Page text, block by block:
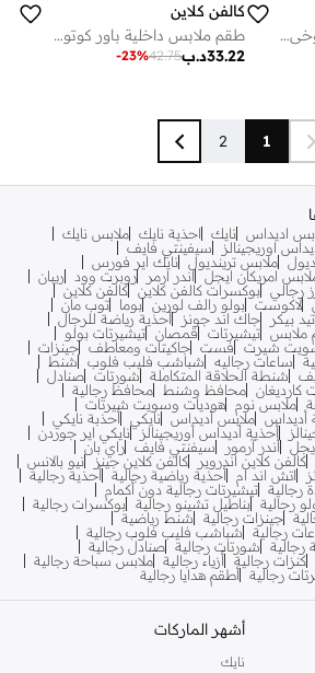
طقم كورتا أنيق بلون الخوخي مع شال مطرز تراثي
كالفن كلاين
طقم ملابس داخلية باور كوتون - 3 قطع
د.ب33.22
42.75
-23%
1
2
اديداس نايك احذية نايك ملابس نايك
اوريجينالز
سيفينتي فايف
ملابس ترينديول نايك اير فورس
امريكان ايجل اندر ارمر روبرت وود
ريبان
رجالي بوكسرات كالفن كلاين كالفن كلاين
لاكوست بولو رالف لورين بوما
توب مان
تيد بيكر جاك اند جونز
أحذية رياضة للرجال
ملابس تيشيرتات قمصان تيشيرتات بولو
شيرت فست جاكيتات ومعاطف جينزات
ساعات رجاليه شباشب فليب فلوب
شنط
شنطة الحلاقة المتكاملة شورتات صنادل
كارديغان محافظ وشنط محافظ رجالية
ملابس نوم هوديات وسويت شيرتات
أديداس ملابس أديداس نايكي أحذبة نايكي
أحذية أديداس أوريجينالز
نايكي اير جوردن
أندر آرمور سيفنتي فايف راي بان
كالفن كلاين اندروير كالفن كلاين جينز
نيو بالانس
اتش اند ام أحذية رياضية رجالية أحذية رجالية
رجالية تيشيرتات رجالية دون أكمام
رجالية بناطيل تشينو رجالية بوكسرات رجالية
جينزات رجالية
شنط رياضية
رجالية
شباشب فليب فلوب رجالية
شورتات رجالية صنادل رجالية
كنزات رجالية أزياء رجالية ملابس سباحة رجالية
رجالية أطقم هدايا رجالية
أشهر الماركات
نايك